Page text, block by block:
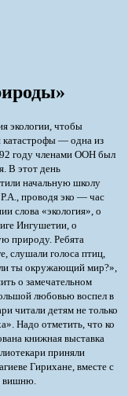
экологии, чтобы
катастрофы — одна из
году членами ООН был
В этот день
начальную школу
проводя эко — час
слова «экология», о
Ингушетии, о
природу. Ребята
слушали голоса птиц,
ты окружающий мир?»,
о замечательном
любовью воспел в
читали детям не только
Надо отметить, что ко
книжная выставка
приняли
Гирихане, вместе с
вишню.